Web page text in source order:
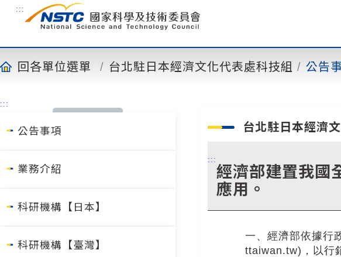
內
容
:::
回各單位選單 台北駐日本經濟文化代表處科技組 公告
:::
公告事項
業務介紹
科研機構【日本】
科研機構【臺灣】
台北駐日本經濟
:::
經濟部建置我國
應用。
一、經濟部依據行
ttaiwan.tw)，以行